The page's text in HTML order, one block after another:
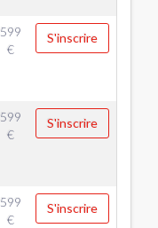
599
€
S'inscrire
599
€
S'inscrire
599
€
S'inscrire